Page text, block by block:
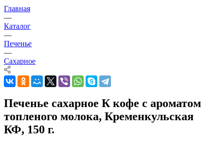
Главная
—
Каталог
—
Печенье
—
Сахарное
Печенье сахарное К кофе с ароматом
топленого молока, Кременкульская
КФ, 150 г.